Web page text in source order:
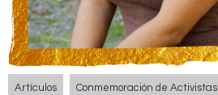
Artículos Conmemoración de Activistas